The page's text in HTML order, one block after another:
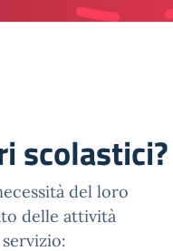
scolastici?
del loro
delle attività